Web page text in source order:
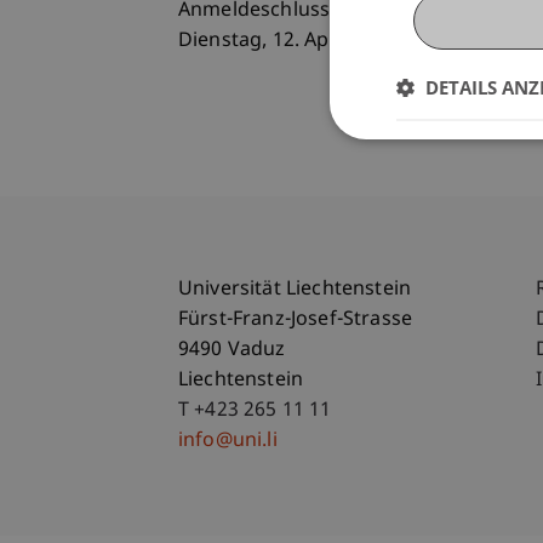
Anmeldeschluss
Dienstag, 12. April 2022
Universität Liechtenstein
Fürst-Franz-Josef-Strasse
9490 Vaduz
Liechtenstein
T +423 265 11 11
info@uni.li
DETAILS